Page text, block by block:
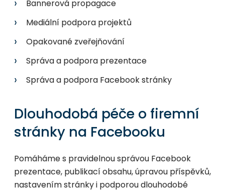
Bannerová propagace
Mediální podpora projektů
Opakované zveřejňování
Správa a podpora prezentace
Správa a podpora Facebook stránky
Dlouhodobá péče o firemní
stránky na Facebooku
Pomáháme s pravidelnou správou Facebook
prezentace, publikací obsahu, úpravou příspěvků,
nastavením stránky i podporou dlouhodobé